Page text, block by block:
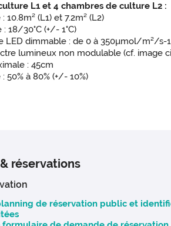
L1 et 4 chambres de culture L2 :
10.8m² (L1) et 7.2m² (L2)
18/30°C (+/- 1°C)
LED dimmable : de 0 à 350µmol/m²/s-
lumineux non modulable (cf. image
: 45cm
50% à 80% (+/- 10%)
réservations
de réservation public et